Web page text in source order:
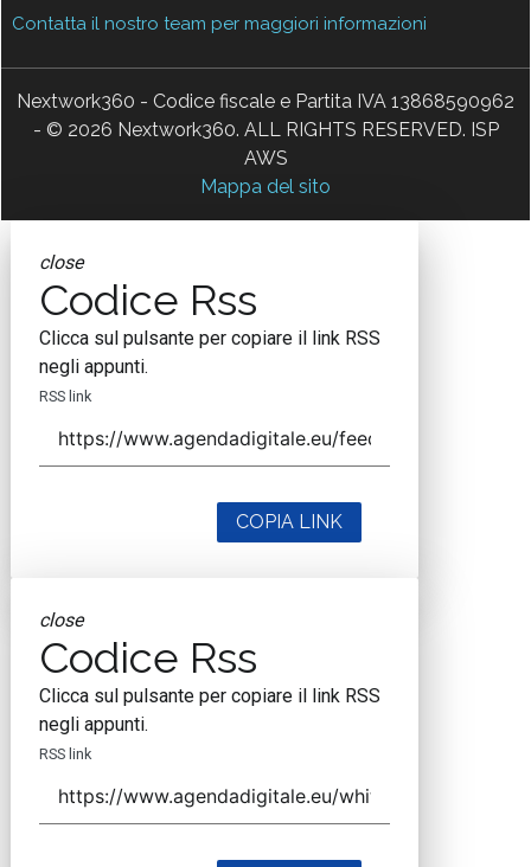
Contatta il nostro team per maggiori informazioni
Nextwork360 - Codice fiscale e Partita IVA 13868590962
- © 2026 Nextwork360. ALL RIGHTS RESERVED. ISP
AWS
Mappa del sito
close
Codice Rss
Clicca sul pulsante per copiare il link RSS
negli appunti.
RSS link
COPIA LINK
close
Codice Rss
Clicca sul pulsante per copiare il link RSS
negli appunti.
RSS link